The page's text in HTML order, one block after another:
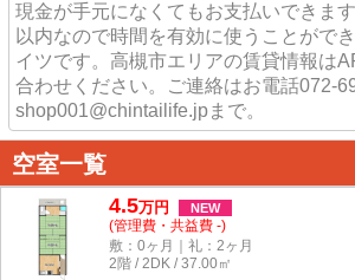
現金が手元になくてもお支払いできま
以内なので時間を有効に使うことがで
イツです。高槻市エリアの賃貸情報は
合わせください。ご連絡はお電話072-
shop001@chintailife.jpまで。
空室一覧
4.5万円 NEW
(管理費・共益費 -)
敷：0ヶ月｜礼：2ヶ月
2階 / 2DK / 37.00㎡